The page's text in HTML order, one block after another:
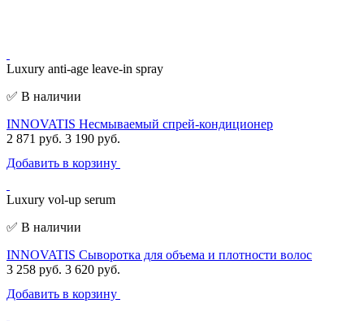
Luxury anti-age leave-in spray
✅ В наличии
INNOVATIS Несмываемый спрей-кондиционер
2 871 руб. 3 190 руб.
Добавить в корзину
Luxury vol-up serum
✅ В наличии
INNOVATIS Сыворотка для объема и плотности волос
3 258 руб. 3 620 руб.
Добавить в корзину